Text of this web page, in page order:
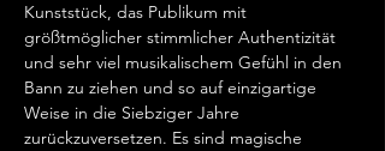
Kunststück, das Publikum mit
größtmöglicher stimmlicher Authentizität
und sehr viel musikalischem Gefühl in den
Bann zu ziehen und so auf einzigartige
Weise in die Siebziger Jahre
zurückzuversetzen. Es sind magische